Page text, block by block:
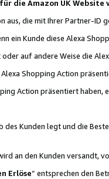
die Amazon UK
die mit Ihrer Partner-ID
ein Kunde diese Alexa
auf andere Weise die
Shopping Action
Action präsentiert haben,
Kunden legt und die
an den Kunden versandt,
Erlöse“ entsprechen den